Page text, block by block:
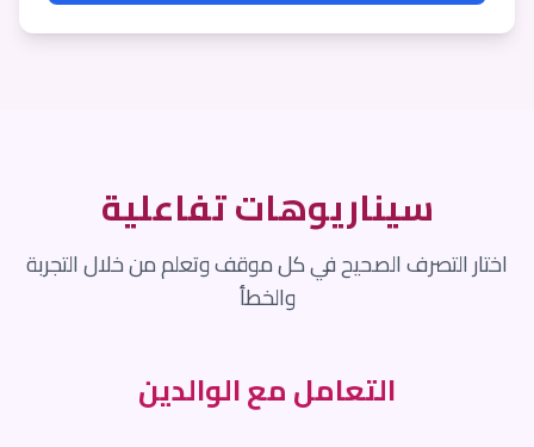
سيناريوهات تفاعلية
اختار التصرف الصحيح في كل موقف وتعلم من خلال التجربة
والخطأ
التعامل مع الوالدين